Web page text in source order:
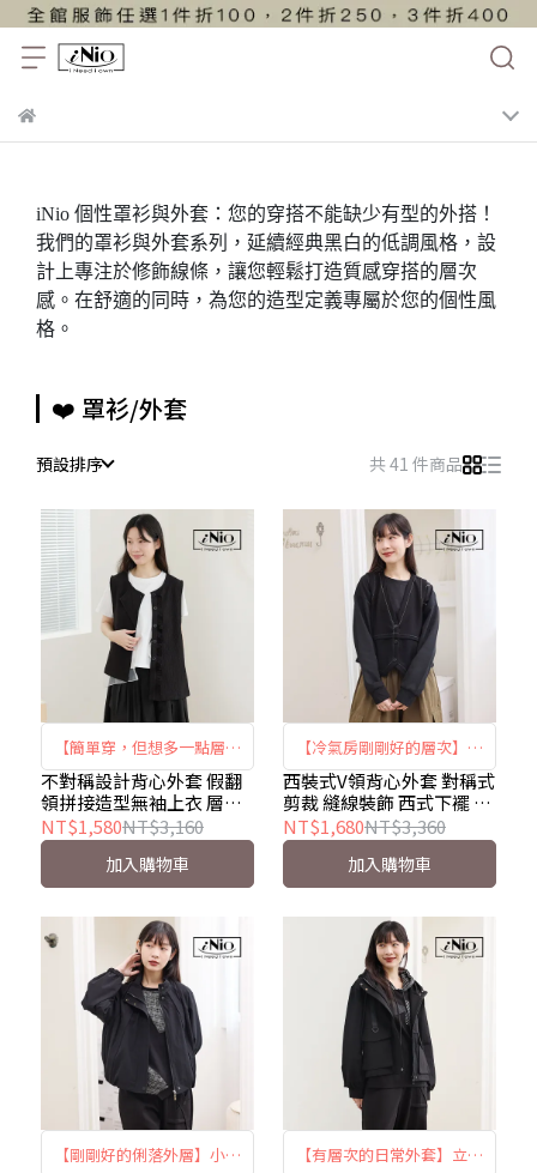
iNio 個性罩衫與外套：您的穿搭不能缺少有型的外搭！
我們的罩衫與外套系列，延續經典黑白的低調風格，設
計上專注於修飾線條，讓您輕鬆打造質感穿搭的層次
感。在舒適的同時，為您的造型定義專屬於您的個性風
格。
❤️ 罩衫/外套
預設排序 共 41 件商品
【簡單穿，但想多一點層次
的時候】 ｜不對稱剪裁 ×
假翻領設計 × 輕鬆疊穿｜
iNio CHW4002
不對稱設計背心外套 假翻
領拼接造型無袖上衣 層次
穿搭背心 iNio衣著美學
CHW4002
NT$1,580NT$3,160
加入購物車
【冷氣房剛剛好的層次】西
裝式V領背心外套 ｜對稱剪
裁 × W式下襬 × 典雅設計
｜iNio CEW4822
西裝式V領背心外套 對稱式
剪裁 縫線裝飾 西式下襬 V
領背心 iNio衣著美學
CEW4822
NT$1,680NT$3,360
加入購物車
【剛剛好的俐落外層】小立
【有層次的日常外套】立體